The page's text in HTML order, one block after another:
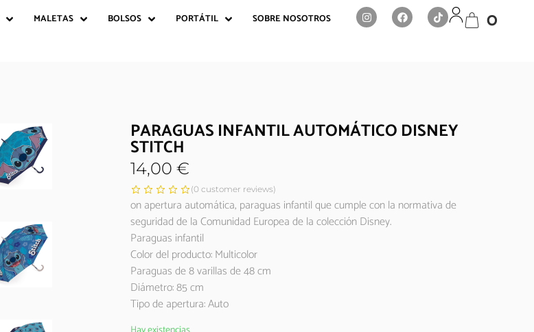
MALETAS BOLSOS PORTÁTIL SOBRE NOSOTROS 0
PARAGUAS INFANTIL AUTOMÁTICO DISNEY
STITCH
14,00 €
(0 customer reviews)
on apertura automática, paraguas infantil que cumple con la normativa de
seguridad de la Comunidad Europea de la colección Disney.
Paraguas infantil
Color del producto: Multicolor
Paraguas de 8 varillas de 48 cm
Diámetro: 85 cm
Tipo de apertura: Auto